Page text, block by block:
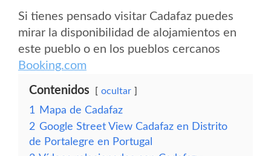
Si tienes pensado visitar Cadafaz puedes
mirar la disponibilidad de alojamientos en
este pueblo o en los pueblos cercanos
Booking.com
Contenidos ocultar
1
Mapa de Cadafaz
2 Google Street View Cadafaz en Distrito
de Portalegre en Portugal